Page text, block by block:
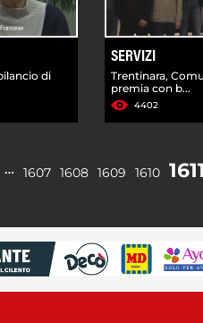
di
SERVIZI
Trentinara,
premia con b...
4402
… 1607 1608 1609 1610 1611